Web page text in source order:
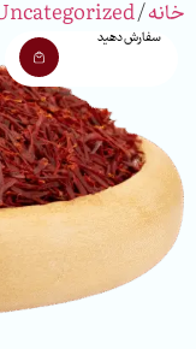
سفارش دهید
خانه/